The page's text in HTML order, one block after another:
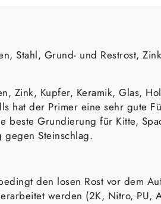
Stahl, Grund- und Restrost,
Zink, Kupfer, Keramik, Glas,
hat der Primer eine sehr gute
Grundierung für Kitte,
Steinschlag.
den losen Rost vor dem
werden (2K, Nitro, PU,